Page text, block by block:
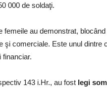
000 de soldaţi.
femeile au demonstrat,
şi comerciale. Este unul dintre
143 i.Hr., au fost legi